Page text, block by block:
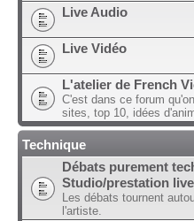
Live Audio
Live Vidéo
L'atelier de French
C'est dans ce forum
sites, top 10, idées
Technique
Débats purement
Studio/prestation live
Les débats tournent
l'artiste.